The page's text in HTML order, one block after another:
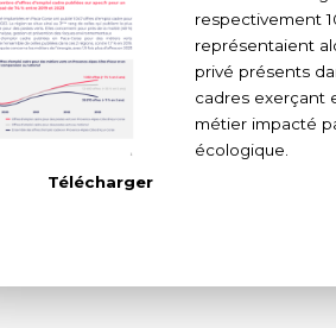
Télécharger
respectivement
représentaient
privé présents
cadres exerçant
métier impacté
écologique.